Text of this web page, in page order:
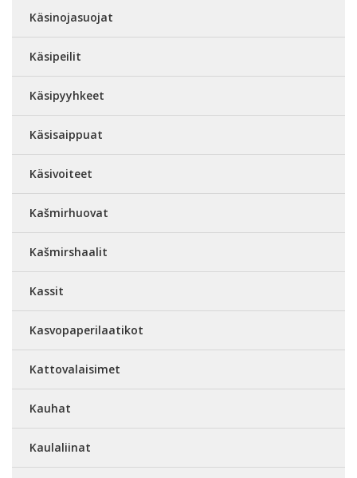
Käsinojasuojat
Käsipeilit
Käsipyyhkeet
Käsisaippuat
Käsivoiteet
Kašmirhuovat
Kašmirshaalit
Kassit
Kasvopaperilaatikot
Kattovalaisimet
Kauhat
Kaulaliinat